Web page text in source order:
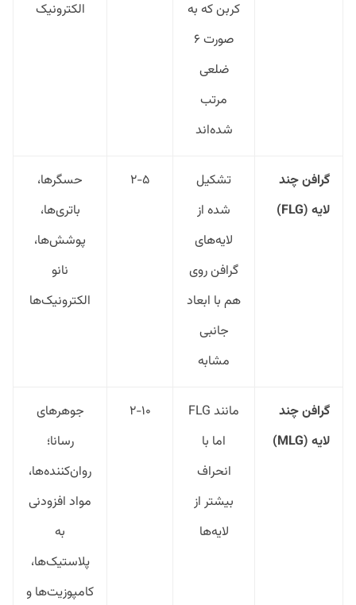
کربن که به
صورت ۶
ضلعی
مرتب
شده‌اند
الکترونیک
گرافن چند
لایه (FLG
)
تشکیل
شده از
لایه‌های
گرافن روی
هم با ابعاد
جانبی
مشابه
۲-۵
حسگرها،
باتری‌ها،
پوشش‌ها،
نانو
الکترونیک‌ها
گرافن چند
لایه (MLG
)
مانند FLG
اما با
انحراف
بیشتر از
لایه‌ها
۲-۱۰
جوهرهای
رسانا؛
روان‌کننده‌ها،
مواد افزودنی
به
پلاستیک‌ها،
کامپوزیت‌ها و